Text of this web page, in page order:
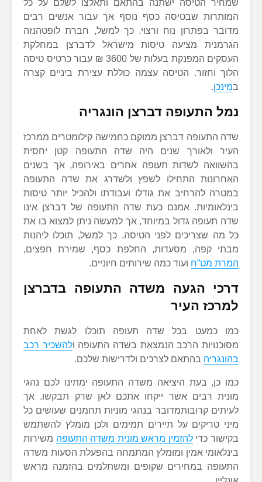
שמחיר הטיסה ישתנה בהתאם ותאלצו לשלם על כל
המותרות שבטיסה כסף נוסף אך עבור אנשים רבים
מדובר בפתרון נוח ורצוי. כך למשל, חברת לופטהנזה
הגרמנית מציעה טיסות מישראל לדברצן במחלקת
העסקים המפנקת בעלות של 3600 ₪ עבור כרטיס טיסה
הלוך וחזור. הטיסה עצמה כוללת עצירת ביניים קצרה
במינכן.
נמל התעופה דברצן הונגריה
שדה התעופה דברצן ממוקם כחמישה קילומטרים ממרכז
העיר ולאורך שנים היה שדה התעופה קטן יחסית
בהשוואה לשדות תעופה אחרים באירופה, אך בשנים
האחרונות התחילו לשפץ ולשדרג את שדה התעופה
במטרה להרחיב את גודלו ועבודתו ולהכיל יותר טיסות
בינלאומיות. אמנם כעת שדה התעופה של דברצן אינו
שדה תעופה גדול במיוחד, אך למעשה ניתן למצוא בו את
כל מה שצריכים לפני הטיסה. כך למשל, תוכלו ליהנות
מבתי קפה, מסעדות, החלפת כסף, שמירת חפצים,
המרת מט”ח ועוד כמה שירותים חיוניים.
דרכי הגעה משדה התעופה בדברצן
למרכז העיר
כמו כמעט בכל שדה תעופה תוכלו לגשת לאחת
מסוכנויות הרכב הנמצאת בשדה התעופה ולהשכיר רכב
בהונגריה בהתאם לצרכים ולדרישות שלכם.
כמו כן, בעת היציאה משדה התעופה ימתינו לכם נהגי
מונית רבים אשר ייקחו אתכם לאן שרק תבקשו. אך
לעיתים קרובותמדובר בנהגי מוניות תחמנים שעושים כל
מיני טריקים על תיירים תמימים ולכן מומלץ להשתמש
בקישור כדילהזמין מראש מונית משדה התעופה משירות
בינלאומי אמין ומומלץ המתמחה בהפעלת הסעות משדה
התעופה במחירים שקופים ומשתלמים בהזמנה מראש